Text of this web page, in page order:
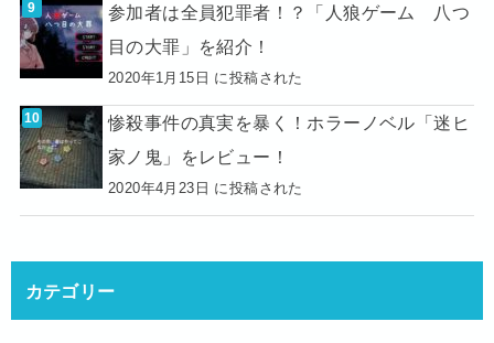
参加者は全員犯罪者！？「人狼ゲーム 八つ
目の大罪」を紹介！
2020年1月15日 に投稿された
惨殺事件の真実を暴く！ホラーノベル「迷ヒ
家ノ鬼」をレビュー！
2020年4月23日 に投稿された
カテゴリー